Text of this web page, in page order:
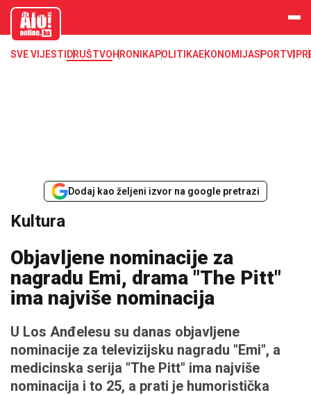
aloonline.b
SVE VIJESTI DRUŠTVOHRONIKAPOLITIKAEKONOMIJASPORTVIP
Dodaj kao željeni izvor na google pretrazi
Kultura
Objavljene nominacije za
nagradu Emi, drama "The Pitt"
ima najviše nominacija
U Los Anđelesu su danas objavljene
nominacije za televizijsku nagradu "Emi", a
medicinska serija "The Pitt" ima najviše
nominacija i to 25, a prati je humoristička